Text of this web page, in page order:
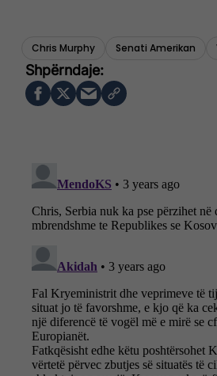
Chris Murphy Senati Amerikan